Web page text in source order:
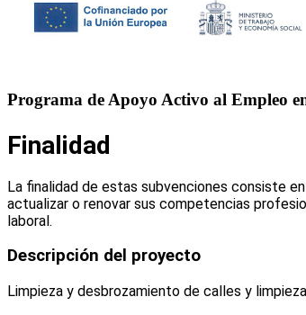
Programa de Apoyo Activo al Empleo
Finalidad
La finalidad de estas subvenciones consiste
actualizar o renovar sus competencias
laboral.
Descripción del proyecto
Limpieza y desbrozamiento de calles y